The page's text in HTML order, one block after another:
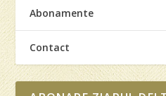
Abonamente
Contact